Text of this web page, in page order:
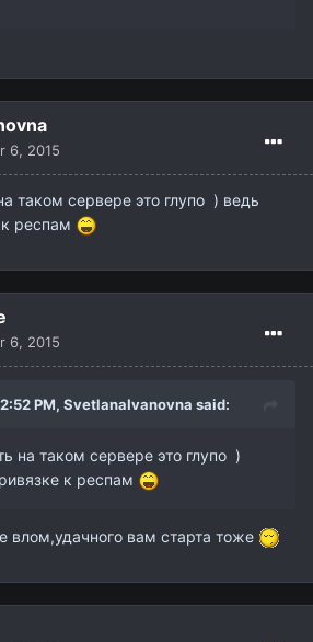
6, 2015
таком сервере это глупо ) ведь
респам
6, 2015
PM, SvetlanaIvanovna said:
на таком сервере это глупо )
к респам
влом,удачного вам старта тоже